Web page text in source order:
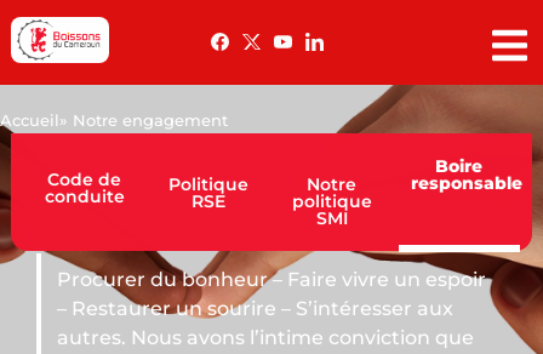
Accueil» Notre engagement
Code de
conduite
Politique
RSE
Notre
politique
SMI
Boire
responsable
– Faire vivre un espoir
– S’intéresser aux
l’intime conviction que